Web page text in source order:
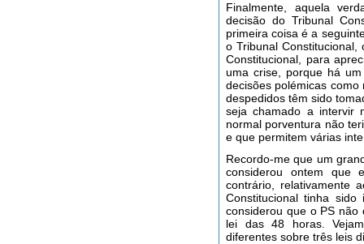
Finalmente, aquela
decisão do Tribunal
primeira coisa é a
o Tribunal
Constitucional, para
uma crise, porque há
decisões polémicas
despedidos têm sido
seja chamado a intervir
normal porventura não
e que permitem várias
Recordo-me que um
considerou ontem que
contrário, relativamente
Constitucional tinha
considerou que o PS não
lei das 48 horas.
diferentes sobre três leis